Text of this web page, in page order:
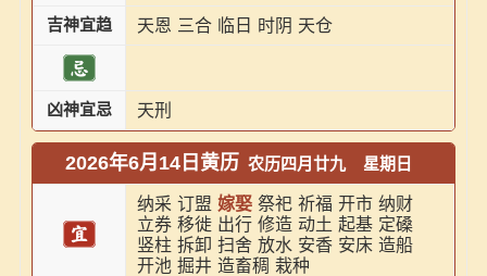
吉神宜趋 天恩 三合 临日 时阴 天仓
凶神宜忌 天刑
2026年6月14日黄历 农历四月廿九 星期日
纳采 订盟 嫁娶 祭祀 祈福 开市 纳财
立券 移徙 出行 修造 动土 起基 定磉
竖柱 拆卸 扫舍 放水 安香 安床 造船
开池 掘井 造畜稠 栽种